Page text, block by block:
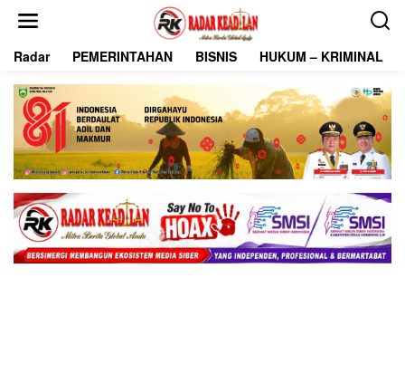
Radar PEMERINTAHAN BISNIS HUKUM – KRIMINAL